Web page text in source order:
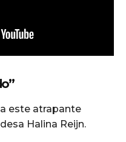
este atrapante
Halina Reijn.